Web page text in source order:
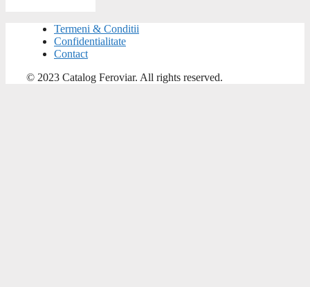
Termeni & Conditii
Confidentialitate
Contact
© 2023 Catalog Feroviar. All rights reserved.